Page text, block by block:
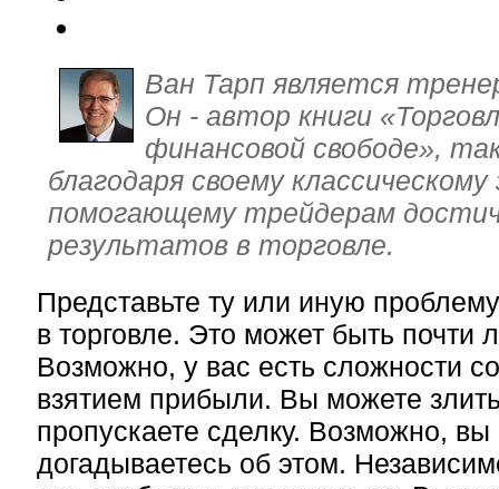
Ван Тарп является
Он - автор книги
финансовой свободе»,
благодаря своему классическому
помогающему трейдерам
результатов в торговле.
Представьте ту или иную
в торговле. Это может быть почти
Возможно, у вас есть сложности
взятием прибыли. Вы можете
пропускаете сделку. Возможно, вы
догадываетесь об этом.